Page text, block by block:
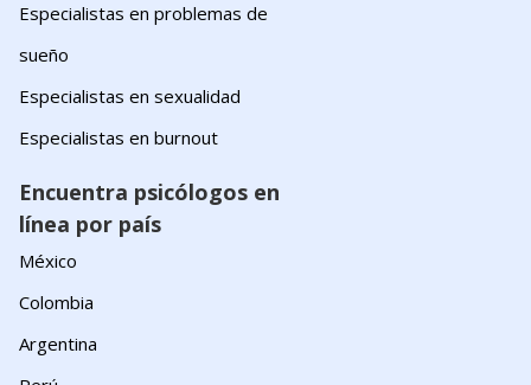
Especialistas en problemas de
sueño
Especialistas en sexualidad
Especialistas en burnout
Encuentra psicólogos en
línea por país
México
Colombia
Argentina